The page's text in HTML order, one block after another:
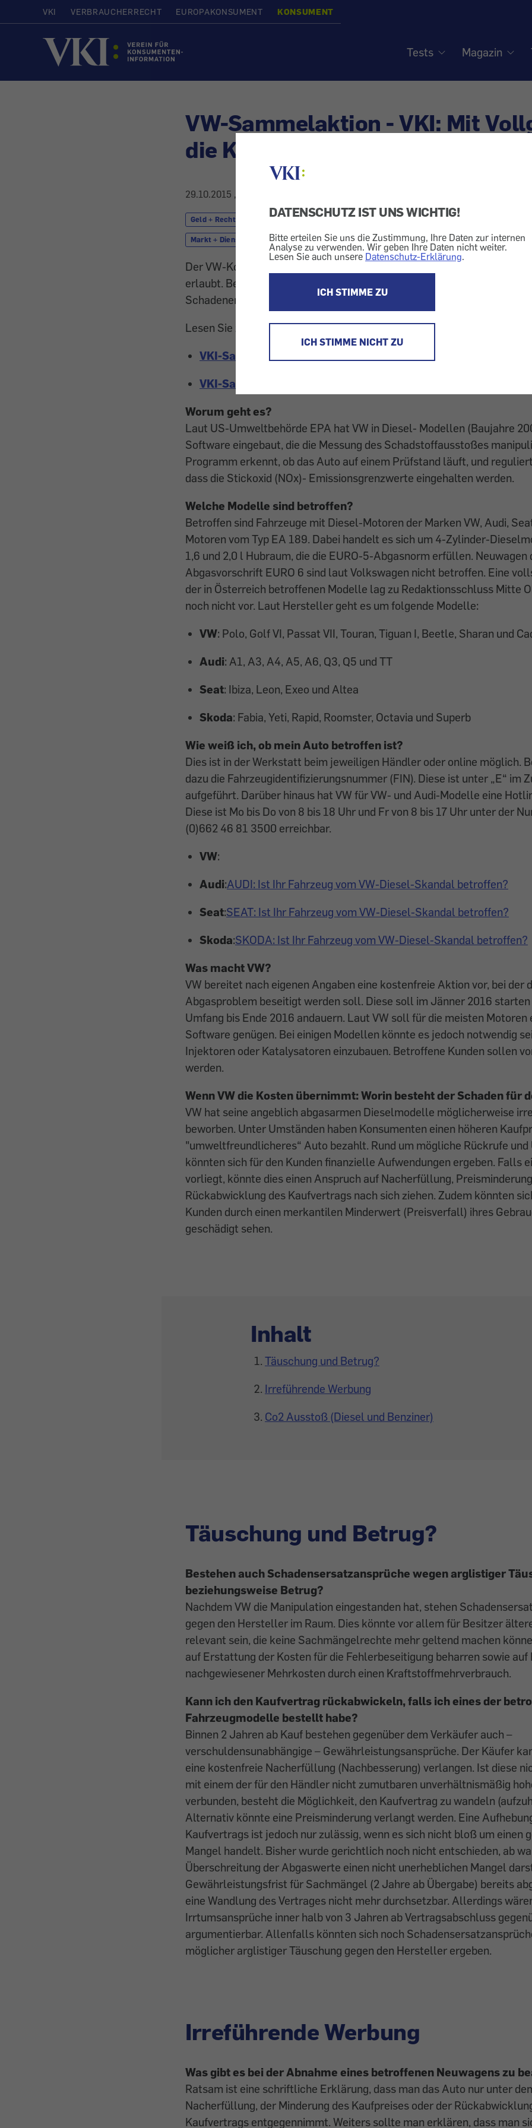
DATENSCHUTZ IST UNS WICHTIG!
Bitte erteilen Sie uns die Zustimmung, Ihre Daten zur internen
Analyse zu verwenden. Wir geben Ihre Daten nicht weiter.
Lesen Sie auch unsere Datenschutz-Erklärung.
ICH STIMME ZU
ICH STIMME NICHT ZU
VKI VERBRAUCHERRECHT EUROPAKONSUMENT KONSUMENT
Startseite
Tests Magazin
VW-Sammelaktion - VKI: Mit
die Konsumenten
29.10.2015 , aktualisiert am
Geld + Recht Klage Kriminalität Auto + Transport Treibstoff
Markt + Dienstleistung Rückruf
Der VW-Konzern hat Diesel-Autos verkauft, die mehr Stickoxid in die
erlaubt. Betroffen sind VW, Audi, Seat und Skoda. Der VKI prüft,
Schadenersatz fordern können, und hat eine Sammelaktion gestartet.
Lesen Sie zur VKI-Sammelaktion gegen VW auch:
VKI-Sammelaktion gegen VW: mehr Informationen
VKI-Sammelaktion gegen VW: hier Daten eingeben
Worum geht es?
Laut US-Umweltbehörde EPA hat VW in Diesel- Modellen (Baujahre
Software eingebaut, die die Messung des Schadstoffausstoßes
Programm erkennt, ob das Auto auf einem Prüfstand läuft, und
dass die Stickoxid (NOx)- Emissionsgrenzwerte eingehalten werden.
Welche Modelle sind betroffen?
Betroffen sind Fahrzeuge mit Diesel-Motoren der Marken VW, Audi,
Motoren vom Typ EA 189. Dabei handelt es sich um 4-Zylinder-
1,6 und 2,0 l Hubraum, die die EURO-5-Abgasnorm erfüllen.
Abgasvorschrift EURO 6 sind laut Volkswagen nicht betroffen. Eine
der in Österreich betroffenen Modelle lag zu Redaktionsschluss Mitte
noch nicht vor. Laut Hersteller geht es um folgende Modelle:
VW: Polo, Golf VI, Passat VII, Touran, Tiguan I, Beetle, Sharan und
Audi: A1, A3, A4, A5, A6, Q3, Q5 und TT
Seat: Ibiza, Leon, Exeo und Altea
Skoda: Fabia, Yeti, Rapid, Roomster, Octavia und Superb
Wie weiß ich, ob mein Auto betroffen ist?
Dies ist in der Werkstatt beim jeweiligen Händler oder online möglich.
dazu die Fahrzeugidentifizierungsnummer (FIN). Diese ist unter „E“ im
aufgeführt. Darüber hinaus hat VW für VW- und Audi-Modelle eine
Diese ist Mo bis Do von 8 bis 18 Uhr und Fr von 8 bis 17 Uhr unter der
(0)662 46 81 3500 erreichbar.
VW:
Audi:AUDI: Ist Ihr Fahrzeug vom VW-Diesel-Skandal betroffen?
Seat:SEAT: Ist Ihr Fahrzeug vom VW-Diesel-Skandal betroffen?
Skoda:SKODA: Ist Ihr Fahrzeug vom VW-Diesel-Skandal betroffen?
Was macht VW?
VW bereitet nach eigenen Angaben eine kostenfreie Aktion vor, bei der
Abgasproblem beseitigt werden soll. Diese soll im Jänner 2016 starten
Umfang bis Ende 2016 andauern. Laut VW soll für die meisten Motoren
Software genügen. Bei einigen Modellen könnte es jedoch notwendig
Injektoren oder Katalysatoren einzubauen. Betroffene Kunden sollen
werden.
Wenn VW die Kosten übernimmt: Worin besteht der Schaden für
VW hat seine angeblich abgasarmen Dieselmodelle möglicherweise
beworben. Unter Umständen haben Konsumenten einen höheren
"umweltfreundlicheres“ Auto bezahlt. Rund um mögliche Rückrufe und
könnten sich für den Kunden finanzielle Aufwendungen ergeben. Falls
vorliegt, könnte dies einen Anspruch auf Nacherfüllung,
Rückabwicklung des Kaufvertrags nach sich ziehen. Zudem könnten
Kunden durch einen merkantilen Minderwert (Preisverfall) ihres
geschädigt sehen.
Inhalt
Täuschung und Betrug?
Irreführende Werbung
Co2 Ausstoß (Diesel und Benziner)
Täuschung und Betrug?
Bestehen auch Schadensersatzansprüche wegen arglistiger
beziehungsweise Betrug?
Nachdem VW die Manipulation eingestanden hat, stehen
gegen den Hersteller im Raum. Dies könnte vor allem für Besitzer
relevant sein, die keine Sachmängelrechte mehr geltend machen
auf Erstattung der Kosten für die Fehlerbeseitigung beharren sowie
nachgewiesener Mehrkosten durch einen Kraftstoffmehrverbrauch.
Kann ich den Kaufvertrag rückabwickeln, falls ich eines der
Fahrzeugmodelle bestellt habe?
Binnen 2 Jahren ab Kauf bestehen gegenüber dem Verkäufer auch –
verschuldensunabhängige – Gewährleistungsansprüche. Der Käufer
eine kostenfreie Nacherfüllung (Nachbesserung) verlangen. Ist diese
mit einem der für den Händler nicht zumutbaren unverhältnismäßig
verbunden, besteht die Möglichkeit, den Kaufvertrag zu wandeln
Alternativ könnte eine Preisminderung verlangt werden. Eine
Kaufvertrags ist jedoch nur zulässig, wenn es sich nicht bloß um einen
Mangel handelt. Bisher wurde gerichtlich noch nicht entschieden, ab
Überschreitung der Abgaswerte einen nicht unerheblichen Mangel
Gewährleistungsfrist für Sachmängel (2 Jahre ab Übergabe) bereits
eine Wandlung des Vertrages nicht mehr durchsetzbar. Allerdings
Irrtumsansprüche inner halb von 3 Jahren ab Vertragsabschluss
argumentierbar. Allenfalls könnten sich noch
möglicher arglistiger Täuschung gegen den Hersteller ergeben.
Irreführende Werbung
Was gibt es bei der Abnahme eines betroffenen Neuwagens zu
Ratsam ist eine schriftliche Erklärung, dass man das Auto nur unter
Nacherfüllung, der Minderung des Kaufpreises oder der
Kaufvertrags entgegennimmt. Weiters sollte man erklären, dass man